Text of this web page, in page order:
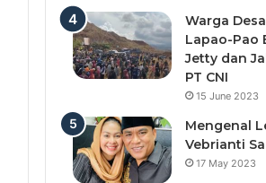
Warga
Lapao-Pao
Jetty dan
PT CNI
15 June 2023
Mengenal
Vebrianti
17 May 2023